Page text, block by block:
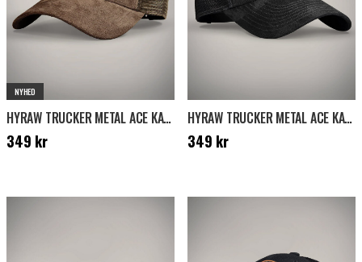
NYHED
HYRAW TRUCKER METAL ACE KASKET - BRUN
Pris: 349 kr
349 kr
HYRAW TRUCKER METAL ACE KASKET - SORT
Pris: 349 kr
349 kr